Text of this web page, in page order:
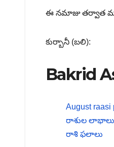
ఈ నమాజు తర్వాత
కుర్బానీ (బలి):
Bakrid
August
రాశుల లాభాలు
రాశి ఫలాలు